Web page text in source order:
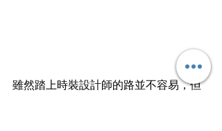
雖然踏上時裝設計師的路並不容易，但